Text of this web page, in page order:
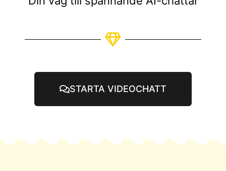
STARTA VIDEOCHATT